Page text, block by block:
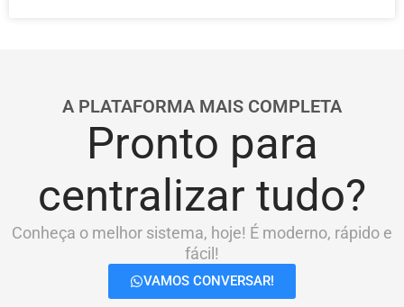
A PLATAFORMA MAIS COMPLETA
Pronto para
centralizar tudo?
Conheça o melhor sistema, hoje! É moderno, rápido e
fácil!
VAMOS CONVERSAR!